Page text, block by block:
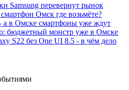
Samsung перевернут рынок
Омск где возьмёте?
а в Омске смартфоны уже ждут
бюджетный монстр уже в Омске
S22 без One UI 8.5 - в чём дело